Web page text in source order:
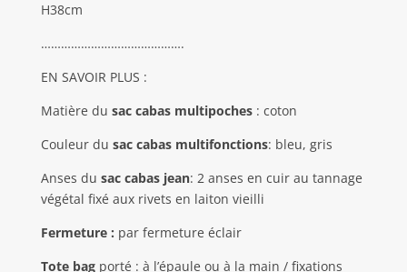
H38cm
…………………………………….
EN SAVOIR PLUS :
Matière du sac cabas multipoches : coton
Couleur du sac cabas multifonctions: bleu, gris
Anses du sac cabas jean: 2 anses en cuir au tannage
végétal fixé aux rivets en laiton vieilli
Fermeture : par fermeture éclair
Tote bag porté : à l’épaule ou à la main / fixations